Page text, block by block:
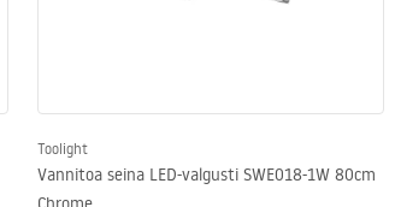
Toolight
Vannitoa seina LED-valgusti SWE018-1W 80cm